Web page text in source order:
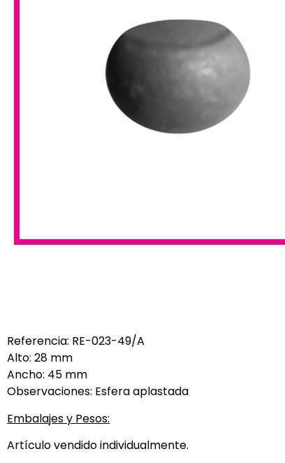
Referencia: RE-023-49/A
Alto: 28 mm
Ancho: 45 mm
Observaciones: Esfera aplastada
Embalajes y Pesos:
Artículo vendido individualmente.